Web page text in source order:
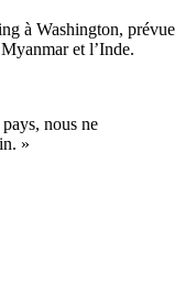
à Washington, prévue
et l’Inde.
nous ne
»